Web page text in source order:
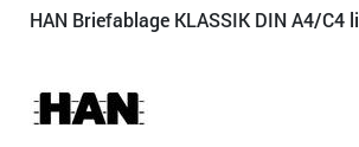
HAN Briefablage KLASSIK DIN A4/C4 li